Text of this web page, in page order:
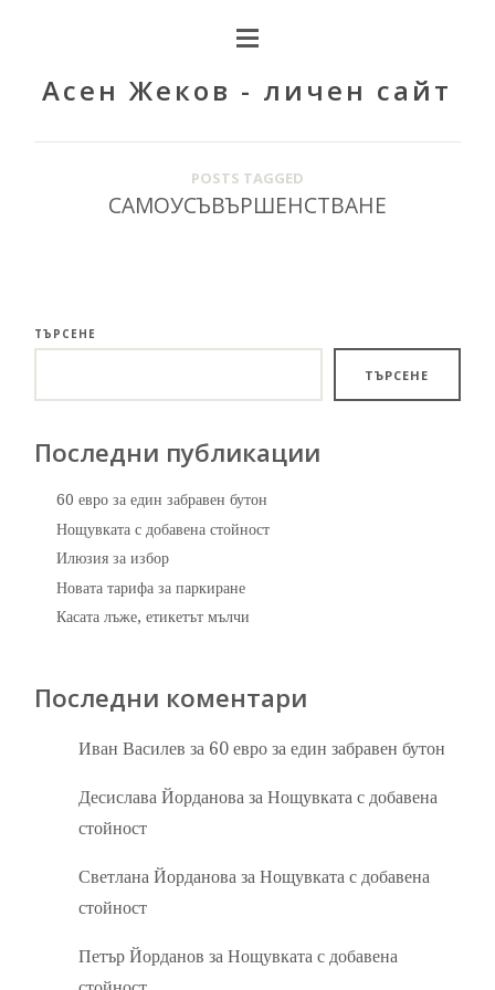
Асен Жеков - личен сайт
POSTS TAGGED
САМОУСЪВЪРШЕНСТВАНЕ
ТЪРСЕНЕ
ТЪРСЕНЕ
Последни публикации
60 евро за един забравен бутон
Нощувката с добавена стойност
Илюзия за избор
Новата тарифа за паркиране
Касата лъже, етикетът мълчи
Последни коментари
Иван Василев за 60 евро за един забравен бутон
Десислава Йорданова заНощувката с добавена
стойност
Светлана Йорданова заНощувката с добавена
стойност
Петър Йорданов заНощувката с добавена